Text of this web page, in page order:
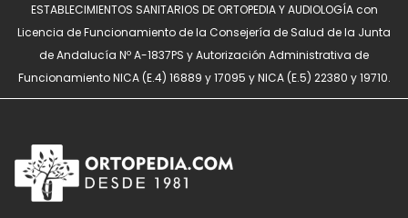
ESTABLECIMIENTOS SANITARIOS DE ORTOPEDIA Y AUDIOLOGÍA con
Licencia de Funcionamiento de la Consejería de Salud de la Junta
de Andalucía Nº A-1837PS y Autorización Administrativa de
Funcionamiento NICA (E.4) 16889 y 17095 y NICA (E.5) 22380 y 19710.